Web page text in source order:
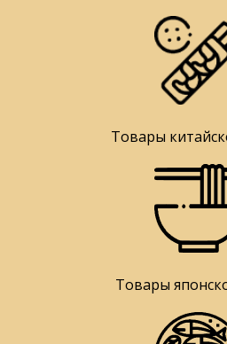
Товары
Товары